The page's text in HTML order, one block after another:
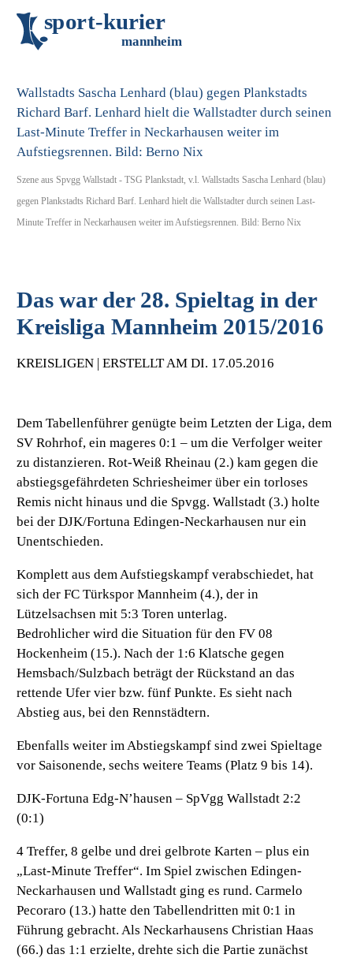
sport-kurier
mannheim
Szene aus Spvgg Wallstadt - TSG Plankstadt, v.l. Wallstadts Sascha Lenhard (blau)
gegen Plankstadts Richard Barf. Lenhard hielt die Wallstadter durch seinen Last-
Minute Treffer in Neckarhausen weiter im Aufstiegsrennen. Bild: Berno Nix
Das war der 28. Spieltag in der
Kreisliga Mannheim 2015/2016
KREISLIGEN | ERSTELLT AM DI. 17.05.2016
Dem Tabellenführer genügte beim Letzten der Liga, dem
SV Rohrhof, ein mageres 0:1 – um die Verfolger weiter
zu distanzieren. Rot-Weiß Rheinau (2.) kam gegen die
abstiegsgefährdeten Schriesheimer über ein torloses
Remis nicht hinaus und die Spvgg. Wallstadt (3.) holte
bei der DJK/Fortuna Edingen-Neckarhausen nur ein
Unentschieden.
Komplett aus dem Aufstiegskampf verabschiedet, hat
sich der FC Türkspor Mannheim (4.), der in
Lützelsachsen mit 5:3 Toren unterlag.
Bedrohlicher wird die Situation für den FV 08
Hockenheim (15.). Nach der 1:6 Klatsche gegen
Hemsbach/Sulzbach beträgt der Rückstand an das
rettende Ufer vier bzw. fünf Punkte. Es sieht nach
Abstieg aus, bei den Rennstädtern.
Ebenfalls weiter im Abstiegskampf sind zwei Spieltage
vor Saisonende, sechs weitere Teams (Platz 9 bis 14).
DJK-Fortuna Edg-N’hausen – SpVgg Wallstadt 2:2
(0:1)
4 Treffer, 8 gelbe und drei gelbrote Karten – plus ein
„Last-Minute Treffer“. Im Spiel zwischen Edingen-
Neckarhausen und Wallstadt ging es rund. Carmelo
Pecoraro (13.) hatte den Tabellendritten mit 0:1 in
Führung gebracht. Als Neckarhausens Christian Haas
(66.) das 1:1 erzielte, drehte sich die Partie zunächst